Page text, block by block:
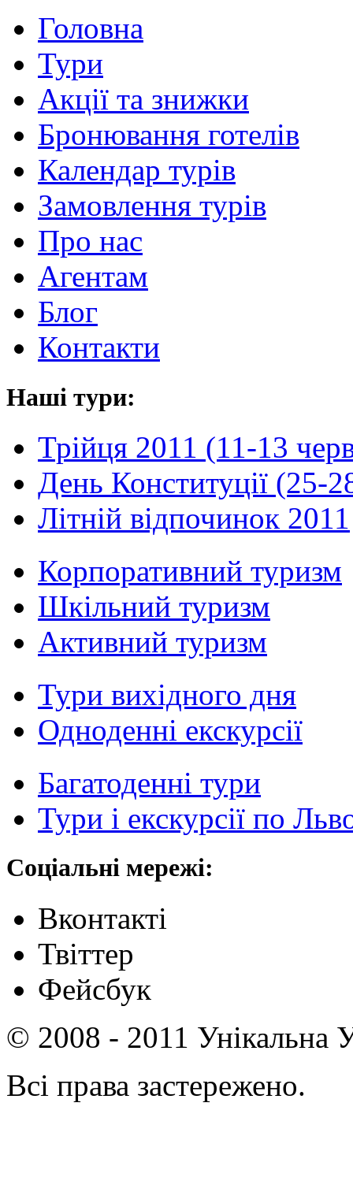
Головна
Тури
Акції та знижки
Бронювання готелів
Календар турів
Замовлення турів
Про нас
Агентам
Блог
Контакти
Наші тури:
Трійця 2011 (11-13
День Конституції (25-
Літній відпочинок 2011
Корпоративний туризм
Шкільний туризм
Активний туризм
Тури вихідного дня
Одноденні екскурсії
Багатоденні тури
Тури і екскурсії по
Соціальні мережі:
Вконтакті
Твіттер
Фейсбук
© 2008 - 2011 Унікальна
Всі права застережено.